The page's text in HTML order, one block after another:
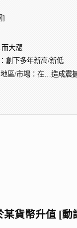
]
而大漲
創下多年新高/新低
地區/市場：在…造成震
某貨幣升值 [動